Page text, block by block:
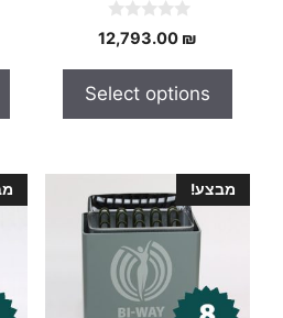
o
o
5
12,793.00 ₪
Select options
מבצע!